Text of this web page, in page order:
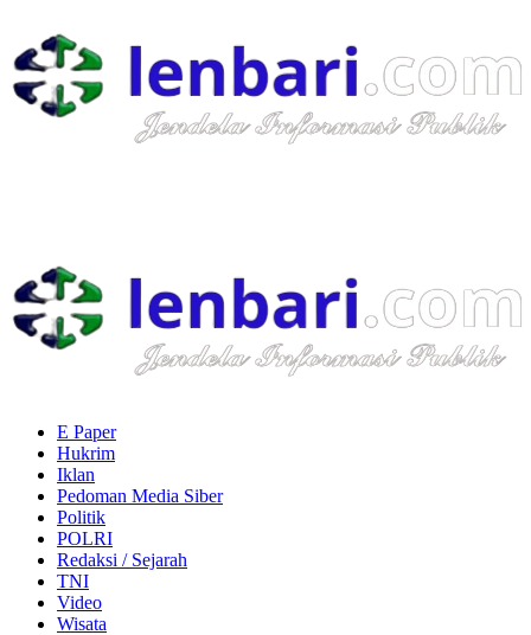
content
Menu
E Paper
Hukrim
Iklan
Pedoman Media Siber
Politik
POLRI
Redaksi / Sejarah
TNI
Video
Wisata